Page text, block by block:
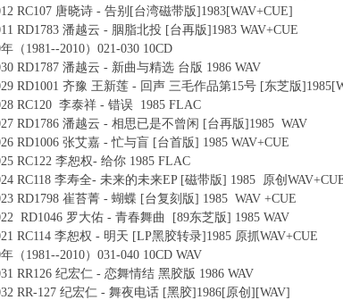
RC107 唐晓诗 - 告别[台湾磁带版]1983[WAV+CUE]
RD1783 潘越云 - 胭脂北投 [台再版]1983 WAV+CUE
年（1981--2010）021-030 10CD
RD1787 潘越云 - 新曲与精选 台版 1986 WAV
RD1001 齐豫 王新莲 - 回声 三毛作品第15号 [东芝版
RC120 李泰祥 - 错误 1985 FLAC
RD1786 潘越云 - 相思已是不曾闲 [台再版]1985 WAV
RD1006 张艾嘉 - 忙与盲 [台首版] 1985 WAV+CUE
RC122 李恕权- 给你 1985 FLAC
RC118 李寿全- 未来的未来EP [磁带版] 1985 原创
RD1798 崔苔菁 - 蝴蝶 [台复刻版] 1985 WAV +CUE
RD1046 罗大佑 - 青春舞曲 [89东芝版] 1985 WAV
RC114 李恕权 - 明天 [LP黑胶转录]1985 原抓WAV+CUE
年（1981--2010）031-040 10CD WAV
RR126 纪宏仁 - 恋舞情结 黑胶版 1986 WAV
RR-127 纪宏仁 - 舞夜电话 [黑胶]1986[原创][WAV]